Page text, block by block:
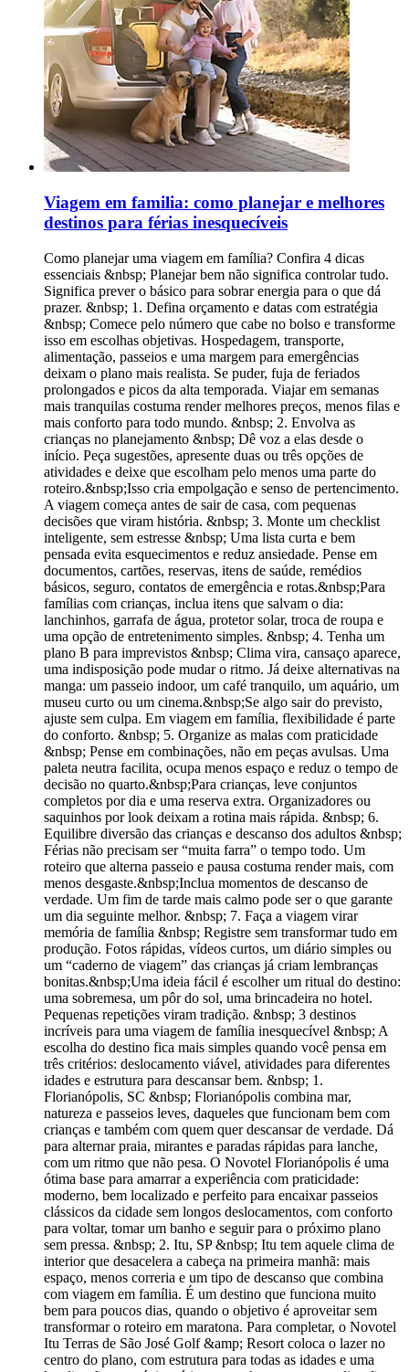
Viagem em familia: como planejar e melhores
destinos para férias inesquecíveis
Como planejar uma viagem em família? Confira 4 dicas
essenciais &nbsp; Planejar bem não significa controlar tudo.
Significa prever o básico para sobrar energia para o que dá
prazer. &nbsp; 1. Defina orçamento e datas com estratégia
&nbsp; Comece pelo número que cabe no bolso e transforme
isso em escolhas objetivas. Hospedagem, transporte,
alimentação, passeios e uma margem para emergências
deixam o plano mais realista. Se puder, fuja de feriados
prolongados e picos da alta temporada. Viajar em semanas
mais tranquilas costuma render melhores preços, menos filas e
mais conforto para todo mundo. &nbsp; 2. Envolva as
crianças no planejamento &nbsp; Dê voz a elas desde o
início. Peça sugestões, apresente duas ou três opções de
atividades e deixe que escolham pelo menos uma parte do
roteiro.&nbsp;Isso cria empolgação e senso de pertencimento.
A viagem começa antes de sair de casa, com pequenas
decisões que viram história. &nbsp; 3. Monte um checklist
inteligente, sem estresse &nbsp; Uma lista curta e bem
pensada evita esquecimentos e reduz ansiedade. Pense em
documentos, cartões, reservas, itens de saúde, remédios
básicos, seguro, contatos de emergência e rotas.&nbsp;Para
famílias com crianças, inclua itens que salvam o dia:
lanchinhos, garrafa de água, protetor solar, troca de roupa e
uma opção de entretenimento simples. &nbsp; 4. Tenha um
plano B para imprevistos &nbsp; Clima vira, cansaço aparece,
uma indisposição pode mudar o ritmo. Já deixe alternativas na
manga: um passeio indoor, um café tranquilo, um aquário, um
museu curto ou um cinema.&nbsp;Se algo sair do previsto,
ajuste sem culpa. Em viagem em família, flexibilidade é parte
do conforto. &nbsp; 5. Organize as malas com praticidade
&nbsp; Pense em combinações, não em peças avulsas. Uma
paleta neutra facilita, ocupa menos espaço e reduz o tempo de
decisão no quarto.&nbsp;Para crianças, leve conjuntos
completos por dia e uma reserva extra. Organizadores ou
saquinhos por look deixam a rotina mais rápida. &nbsp; 6.
Equilibre diversão das crianças e descanso dos adultos &nbsp;
Férias não precisam ser “muita farra” o tempo todo. Um
roteiro que alterna passeio e pausa costuma render mais, com
menos desgaste.&nbsp;Inclua momentos de descanso de
verdade. Um fim de tarde mais calmo pode ser o que garante
um dia seguinte melhor. &nbsp; 7. Faça a viagem virar
memória de família &nbsp; Registre sem transformar tudo em
produção. Fotos rápidas, vídeos curtos, um diário simples ou
um “caderno de viagem” das crianças já criam lembranças
bonitas.&nbsp;Uma ideia fácil é escolher um ritual do destino:
uma sobremesa, um pôr do sol, uma brincadeira no hotel.
Pequenas repetições viram tradição. &nbsp; 3 destinos
incríveis para uma viagem de família inesquecível &nbsp; A
escolha do destino fica mais simples quando você pensa em
três critérios: deslocamento viável, atividades para diferentes
idades e estrutura para descansar bem. &nbsp; 1.
Florianópolis, SC &nbsp; Florianópolis combina mar,
natureza e passeios leves, daqueles que funcionam bem com
crianças e também com quem quer descansar de verdade. Dá
para alternar praia, mirantes e paradas rápidas para lanche,
com um ritmo que não pesa. O Novotel Florianópolis é uma
ótima base para amarrar a experiência com praticidade:
moderno, bem localizado e perfeito para encaixar passeios
clássicos da cidade sem longos deslocamentos, com conforto
para voltar, tomar um banho e seguir para o próximo plano
sem pressa. &nbsp; 2. Itu, SP &nbsp; Itu tem aquele clima de
interior que desacelera a cabeça na primeira manhã: mais
espaço, menos correria e um tipo de descanso que combina
com viagem em família. É um destino que funciona muito
bem para poucos dias, quando o objetivo é aproveitar sem
transformar o roteiro em maratona. Para completar, o Novotel
Itu Terras de São José Golf &amp; Resort coloca o lazer no
centro do plano, com estrutura para todas as idades e uma